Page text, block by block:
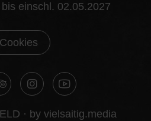
einschl. 02.05.2027
Cookies
· by vielsaitig.media